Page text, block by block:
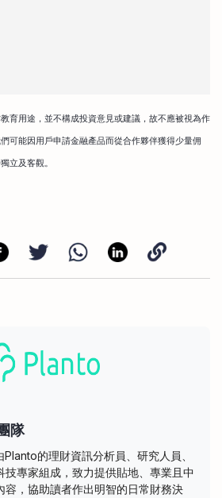
育用途，並不構成投資意見或建議，故不應被視為作
可能因用戶申請金融產品而從合作夥伴獲得少量佣
立及客觀。
隊
的理財資訊分析員、研究人員、
技專家組成，致力提供貼地、專業且中
容，協助讀者作出明智的日常財務決